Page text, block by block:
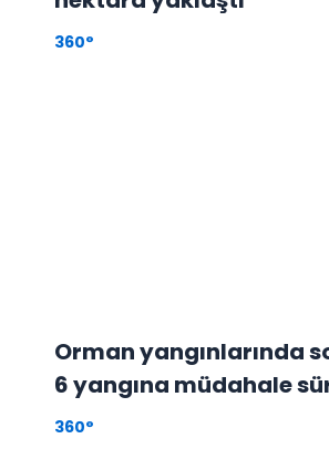
360°
Orman yangınlarında
6 yangına müdahale
360°